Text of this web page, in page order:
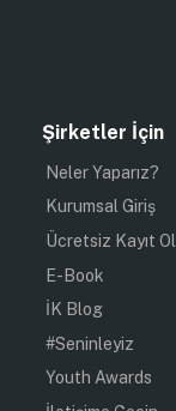
Şirketler İçin
Neler Yaparız?
Kurumsal Giriş
Ücretsiz Kayıt Ol
E-Book
İK Blog
#Seninleyiz
Youth Awards